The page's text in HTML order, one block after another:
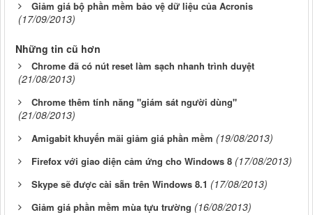
Giảm giá bộ phần mềm bảo vệ dữ liệu của Acronis
(17/09/2013)
Những tin cũ hơn
Chrome đã có nút reset làm sạch nhanh trình duyệt
(21/08/2013)
Chrome thêm tính năng "giám sát người dùng"
(21/08/2013)
Amigabit khuyến mãi giảm giá phần mềm (19/08/2013)
Firefox với giao diện cảm ứng cho Windows 8 (17/08/2013)
Skype sẽ được cài sẵn trên Windows 8.1 (17/08/2013)
Giảm giá phần mềm mùa tựu trường (16/08/2013)